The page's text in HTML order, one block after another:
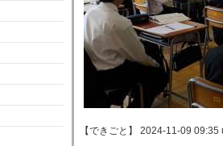
【できごと】 2024-11-09